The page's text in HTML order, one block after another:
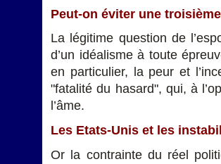
Peut-on éviter une
La légitime question de
d’un idéalisme à toute
en particulier, la peur et
"fatalité du hasard", qui, à
l’âme.
Les Etats-Unis et les
Or la contrainte du réel